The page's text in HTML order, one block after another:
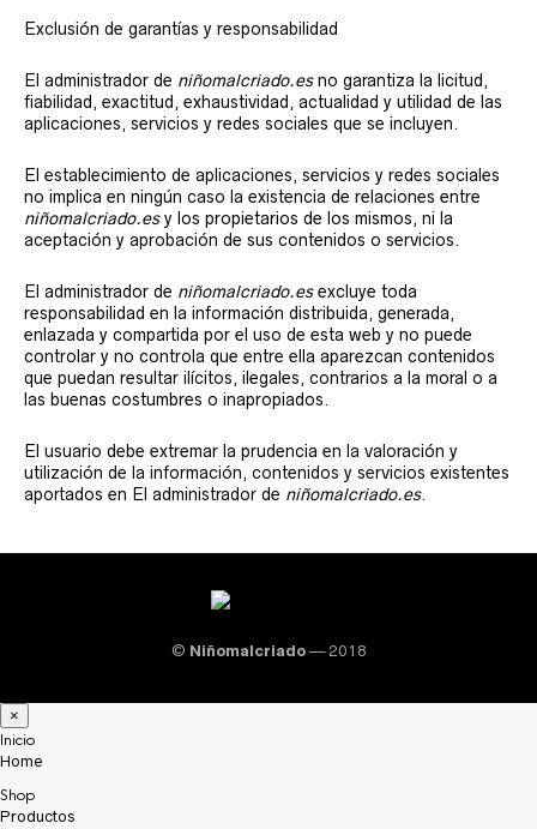
Exclusión de garantías y responsabilidad
El administrador de niñomalcriado.esno garantiza la licitud,
fiabilidad, exactitud, exhaustividad, actualidad y utilidad de las
aplicaciones, servicios y redes sociales que se incluyen.
El establecimiento de aplicaciones, servicios y redes sociales
no implica en ningún caso la existencia de relaciones entre
niñomalcriado.esy los propietarios de los mismos, ni la
aceptación y aprobación de sus contenidos o servicios.
El administrador de niñomalcriado.esexcluye toda
responsabilidad en la información distribuida, generada,
enlazada y compartida por el uso de esta web y no puede
controlar y no controla que entre ella aparezcan contenidos
que puedan resultar ilícitos, ilegales, contrarios a la moral o a
las buenas costumbres o inapropiados.
El usuario debe extremar la prudencia en la valoración y
utilización de la información, contenidos y servicios existentes
aportados en El administrador de niñomalcriado.es.
© Niñomalcriado— 2018
×
Inicio
Home
Shop
Productos